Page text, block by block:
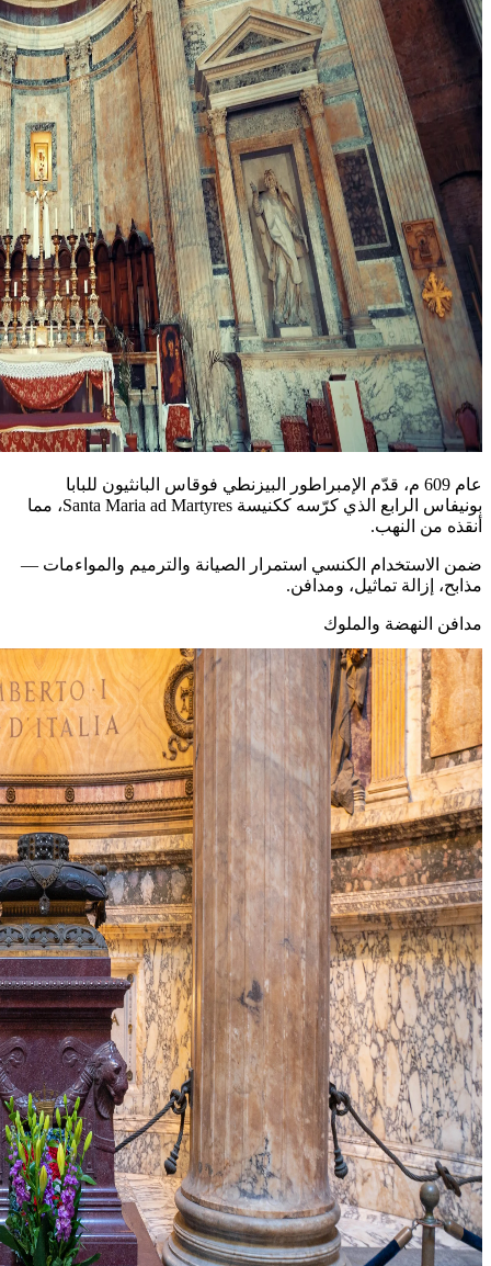
عام 609 م، قدّم الإمبراطور البيزنطي فوقاس البانثيون للبابا
بونيفاس الرابع الذي كرّسه ككنيسة Santa Maria ad Martyres، مما
أنقذه من النهب.
ضمن الاستخدام الكنسي استمرار الصيانة والترميم والمواءمات —
مذابح، إزالة تماثيل، ومدافن.
مدافن النهضة والملوك